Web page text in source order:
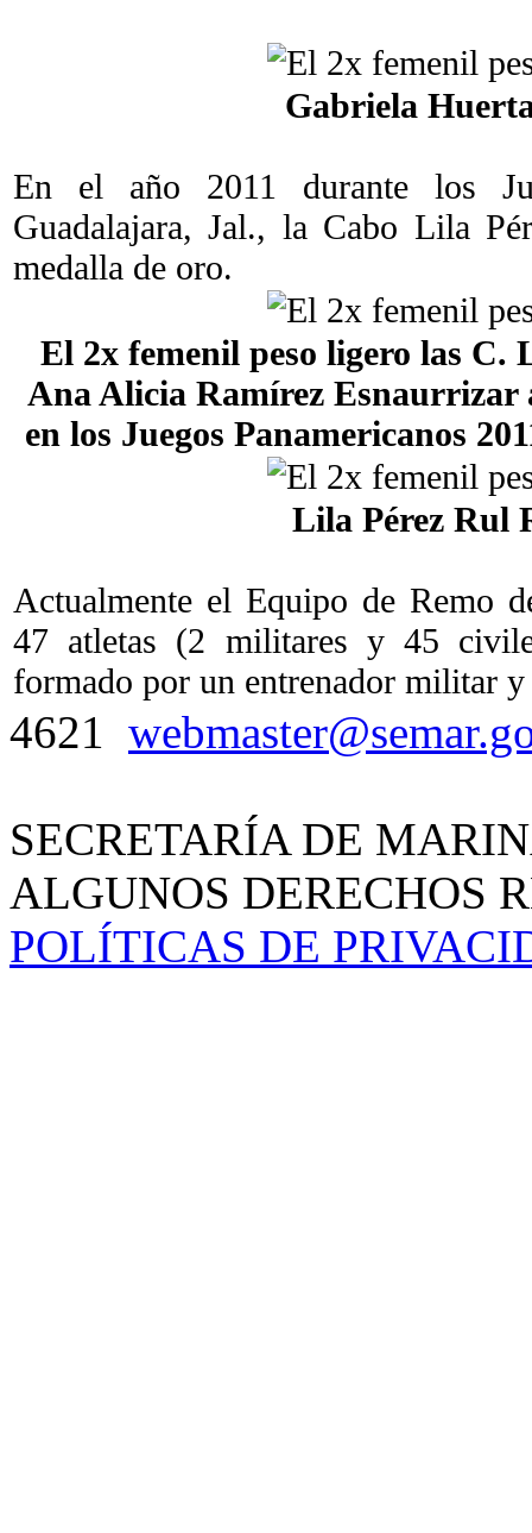
Gabriela
En el año 2011 durante los
Guadalajara, Jal., la Cabo Lila
medalla de oro.
El 2x femenil peso ligero las C.
Ana Alicia Ramírez Esnaurrizar
en los Juegos Panamericanos
Lila Pérez Rul
Actualmente el Equipo de Remo
47 atletas (2 militares y 45
formado por un entrenador militar
4621
SECRETARÍA DE
ALGUNOS DERECHOS
POLÍTICAS DE